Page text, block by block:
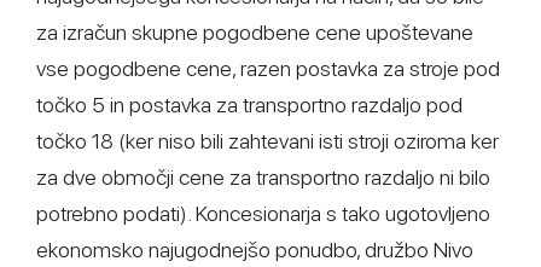
za izračun skupne pogodbene cene upoštevane
vse pogodbene cene, razen postavka za stroje pod
točko 5 in postavka za transportno razdaljo pod
točko 18 (ker niso bili zahtevani isti stroji oziroma ker
za dve območji cene za transportno razdaljo ni bilo
potrebno podati). Koncesionarja s tako ugotovljeno
ekonomsko najugodnejšo ponudbo, družbo Nivo